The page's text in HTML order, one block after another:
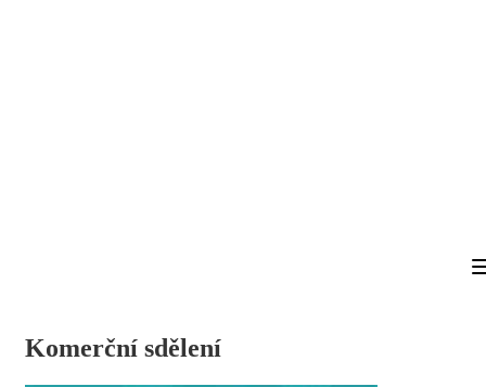
Komerční sdělení